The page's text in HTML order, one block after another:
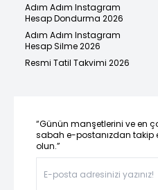
Adım Adım Instagram
Hesap Dondurma 2026
Adım Adım Instagram
Hesap Silme 2026
Resmi Tatil Takvimi 2026
“Günün manşetlerini ve en
sabah e-postanızdan takip
olun.”